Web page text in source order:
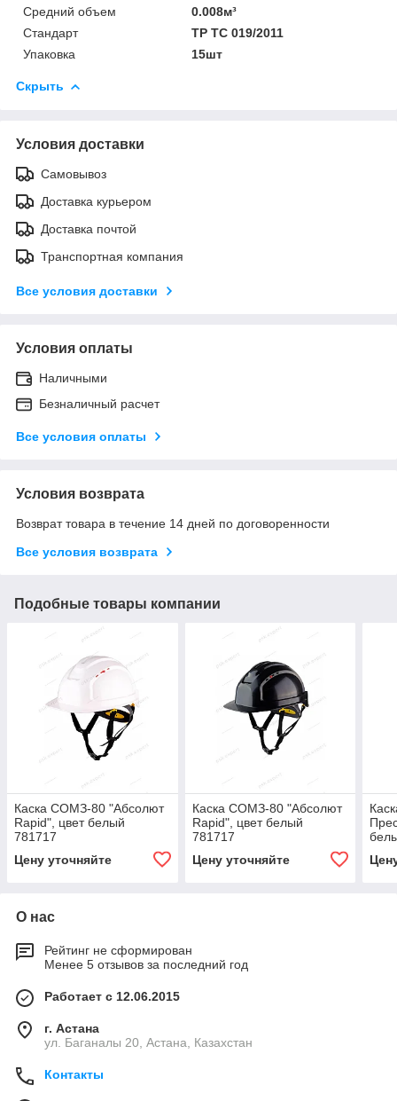
Средний объем
0.008м³
Стандарт
ТР ТС 019/2011
Упаковка
15шт
Скрыть
Условия доставки
Самовывоз
Доставка курьером
Доставка почтой
Транспортная компания
Все условия доставки
Условия оплаты
Наличными
Безналичный расчет
Все условия оплаты
Условия возврата
Возврат товара в течение 14 дней по договоренности
Все условия возврата
Подобные товары компании
Каска СОМЗ-80 "Абсолют
Rapid", цвет белый
781717
Цену уточняйте
Каска СОМЗ-80 "Абсолют
Rapid", цвет белый
781717
Цену уточняйте
О нас
Рейтинг не сформирован
Менее 5 отзывов за последний год
Работает с 12.06.2015
г. Астана
ул. Баганалы 20, Астана, Казахстан
Контакты